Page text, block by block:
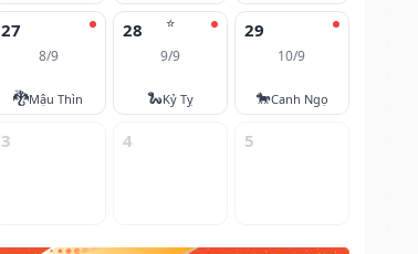
27
8/9
🐉Mậu Thìn
⭐
28
9/9
🐍Kỷ Tỵ
29
10/9
🐎Canh Ngọ
3 4 5